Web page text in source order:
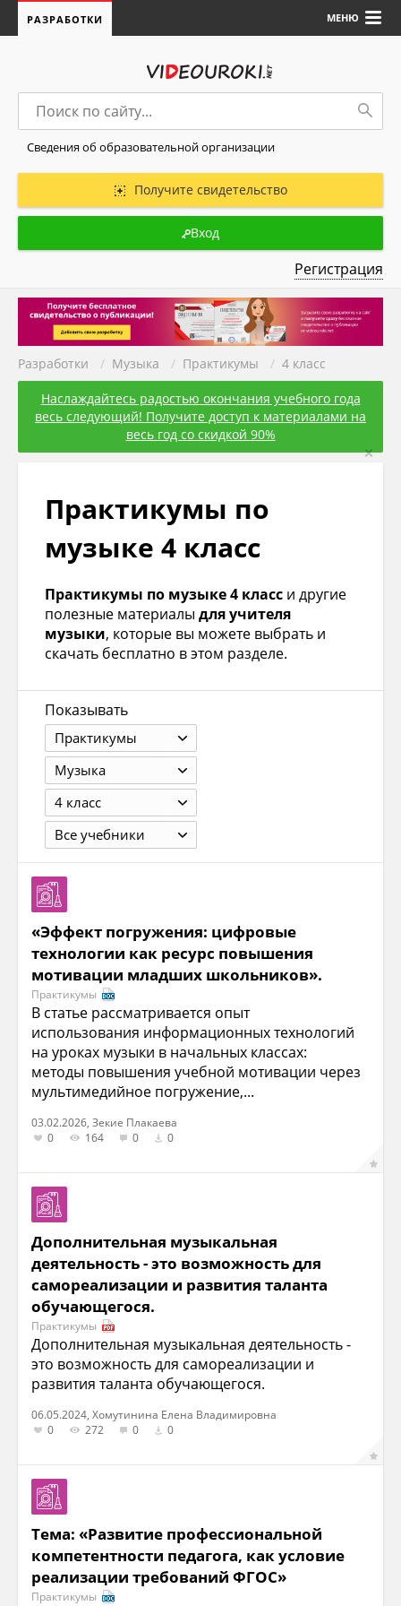
МЕНЮ
РАЗРАБОТКИ
Сведения об образовательной организации
Получите свидетельство
Вход
Регистрация
Разработки / Музыка / Практикумы / 4 класс
Наслаждайтесь радостью окончания учебного года
весь следующий! Получите доступ к материалами на
весь год со скидкой 90%
×
Практикумы по
музыке 4 класс
Практикумы по музыке 4 класс и другие
полезные материалы для учителя
музыки, которые вы можете выбрать и
скачать бесплатно в этом разделе.
Показывать
Практикумы
Музыка
4 класс
Все учебники
«Эффект погружения: цифровые
технологии как ресурс повышения
мотивации младших школьников».
Практикумы
В статье рассматривается опыт
использования информационных технологий
на уроках музыки в начальных классах:
методы повышения учебной мотивации через
мультимедийное погружение,...
03.02.2026, Зекие Плакаева
0
164 0 0
Дополнительная музыкальная
деятельность - это возможность для
самореализации и развития таланта
обучающегося.
Практикумы
Дополнительная музыкальная деятельность -
это возможность для самореализации и
развития таланта обучающегося.
06.05.2024, Хомутинина Елена Владимировна
0
272 0 0
Тема: «Развитие профессиональной
компетентности педагога, как условие
реализации требований ФГОС»
Практикумы